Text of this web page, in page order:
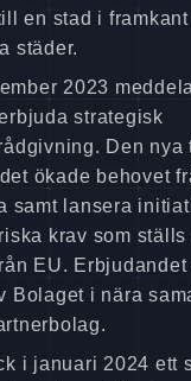
en stad i
städer.
2023
strategisk
Den nya
ökade behovet
samt lansera
krav som
EU. Erbjudandet
Bolaget i nära
i januari 2024 ett